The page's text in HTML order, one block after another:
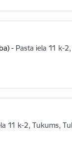
- Pasta iela 11 k-
11 k-2, Tukums,